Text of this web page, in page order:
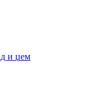
и џем